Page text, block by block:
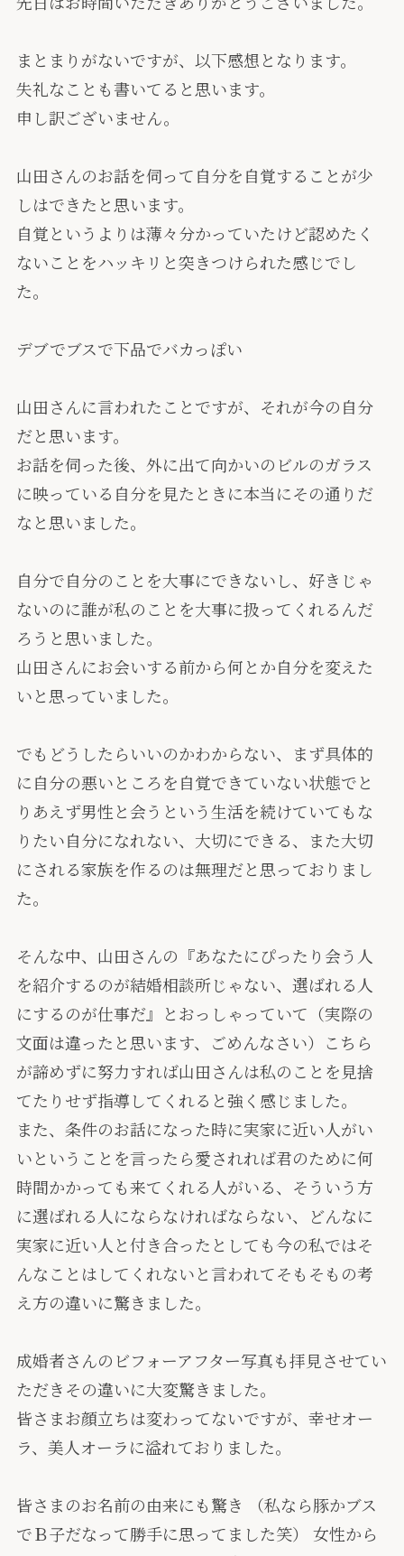
まとまりがないですが、以下感想となります。
失礼なことも書いてると思います。
申し訳ございません。
山田さんのお話を伺って自分を自覚することが少
しはできたと思います。
自覚というよりは薄々分かっていたけど認めたく
ないことをハッキリと突きつけられた感じでし
た。
デブでブスで下品でバカっぽい
山田さんに言われたことですが、それが今の自分
だと思います。
お話を伺った後、外に出て向かいのビルのガラス
に映っている自分を見たときに本当にその通りだ
なと思いました。
自分で自分のことを大事にできないし、好きじゃ
ないのに誰が私のことを大事に扱ってくれるんだ
ろうと思いました。
山田さんにお会いする前から何とか自分を変えた
いと思っていました。
でもどうしたらいいのかわからない、まず具体的
に自分の悪いところを自覚できていない状態でと
りあえず男性と会うという生活を続けていてもな
りたい自分になれない、大切にできる、また大切
にされる家族を作るのは無理だと思っておりまし
た。
そんな中、山田さんの『あなたにぴったり会う人
を紹介するのが結婚相談所じゃない、選ばれる人
にするのが仕事だ』とおっしゃっていて（実際の
文面は違ったと思います、ごめんなさい）こちら
が諦めずに努力すれば山田さんは私のことを見捨
てたりせず指導してくれると強く感じました。
また、条件のお話になった時に実家に近い人がい
いということを言ったら愛されれば君のために何
時間かかっても来てくれる人がいる、そういう方
に選ばれる人にならなければならない、どんなに
実家に近い人と付き合ったとしても今の私ではそ
んなことはしてくれないと言われてそもそもの考
え方の違いに驚きました。
成婚者さんのビフォーアフター写真も拝見させてい
ただきその違いに大変驚きました。
皆さまお顔立ちは変わってないですが、幸せオー
ラ、美人オーラに溢れておりました。
皆さまのお名前の由来にも驚き （私なら豚かブス
でＢ子だなって勝手に思ってました笑） 女性から